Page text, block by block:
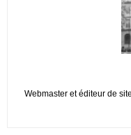
Webmaster et éditeur de